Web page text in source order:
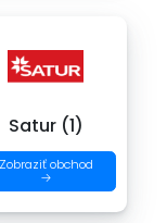
Satur (1)
Zobraziť obchod
→